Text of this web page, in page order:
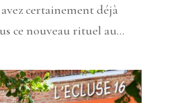
certainement déjà
ce nouveau rituel au...